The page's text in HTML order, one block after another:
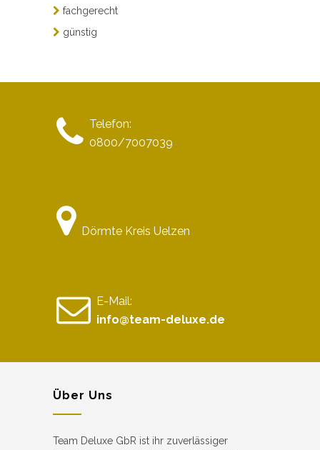
fachgerecht
günstig
Telefon:
0800/7007039
Dörmte Kreis Uelzen
E-Mail:
info@team-deluxe.de
Über Uns
Team Deluxe GbR ist ihr zuverlässiger